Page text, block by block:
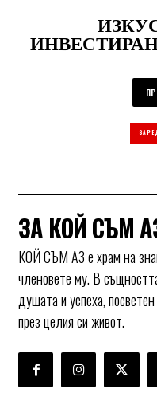
ЗА КОЙ СЪМ
КОЙ СЪМ АЗ е храм на
членовете му. В
душата и успеха,
през целия си живот.